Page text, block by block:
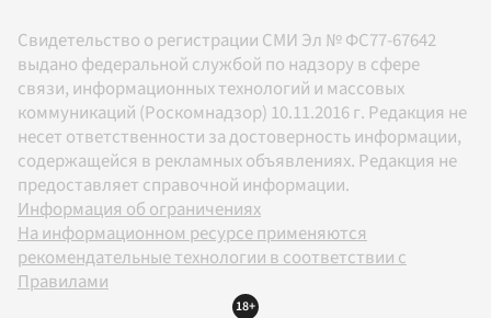
Свидетельство о регистрации СМИ Эл № ФС77-67642
выдано федеральной службой по надзору в сфере
связи, информационных технологий и массовых
коммуникаций (Роскомнадзор) 10.11.2016 г. Редакция не
несет ответственности за достоверность информации,
содержащейся в рекламных объявлениях. Редакция не
предоставляет справочной информации.
Информация об ограничениях
На информационном ресурсе применяются
рекомендательные технологии в соответствии с
Правилами
18+